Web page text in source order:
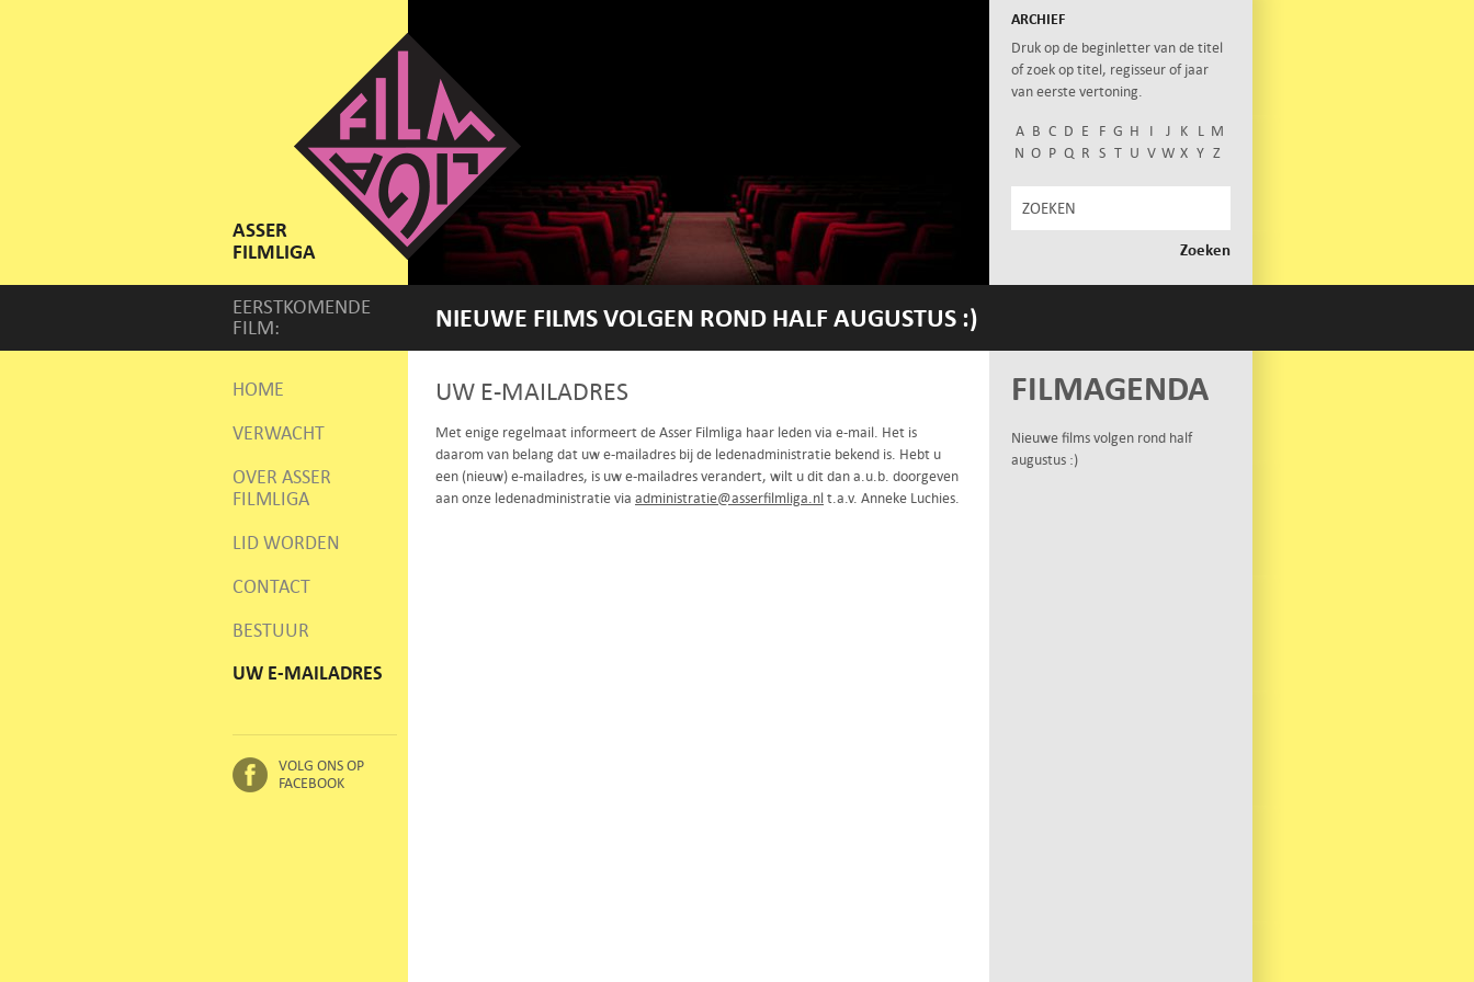
ASSER
FILMLIGA
ARCHIEF
Druk op de beginletter van de titel
of zoek op titel, regisseur of jaar
van eerste vertoning.
A B C D E F G H I J K L M
N O P Q R S T U V W X Y Z
EERSTKOMENDE
FILM:
NIEUWE FILMS VOLGEN ROND HALF AUGUSTUS :)
HOME
VERWACHT
OVER ASSER
FILMLIGA
LID WORDEN
CONTACT
BESTUUR
UW E-MAILADRES
VOLG ONS OP
FACEBOOK
UW E-MAILADRES
Met enige regelmaat informeert de Asser Filmliga haar leden via e-mail. Het is
daarom van belang dat uw e-mailadres bij de ledenadministratie bekend is. Hebt u
een (nieuw) e-mailadres, is uw e-mailadres verandert, wilt u dit dan a.u.b. doorgeven
aan onze ledenadministratie via administratie@asserfilmliga.nlt.a.v. Anneke Luchies.
FILMAGENDA
Nieuwe films volgen rond half
augustus :)